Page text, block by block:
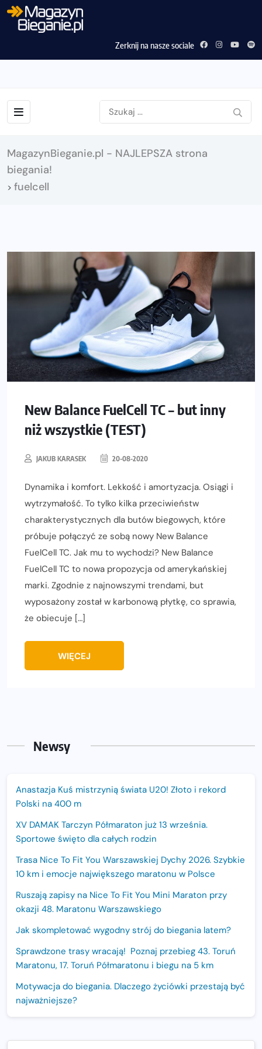
Zerknij na nasze sociale
MagazynBieganie.pl - NAJLEPSZA strona
biegania!
> fuelcell
New Balance FuelCell TC – but inny
niż wszystkie (TEST)
JAKUB KARASEK 20-08-2020
Dynamika i komfort. Lekkość i amortyzacja. Osiągi i
wytrzymałość. To tylko kilka przeciwieństw
charakterystycznych dla butów biegowych, które
próbuje połączyć ze sobą nowy New Balance
FuelCell TC. Jak mu to wychodzi? New Balance
FuelCell TC to nowa propozycja od amerykańskiej
marki. Zgodnie z najnowszymi trendami, but
wyposażony został w karbonową płytkę, co sprawia,
że obiecuje […]
WIĘCEJ
Newsy
Anastazja Kuś mistrzynią świata U20! Złoto i rekord
Polski na 400 m
XV DAMAK Tarczyn Półmaraton już 13 września.
Sportowe święto dla całych rodzin
Trasa Nice To Fit You Warszawskiej Dychy 2026. Szybkie
10 km i emocje największego maratonu w Polsce
Ruszają zapisy na Nice To Fit You Mini Maraton przy
okazji 48. Maratonu Warszawskiego
Jak skompletować wygodny strój do biegania latem?
Sprawdzone trasy wracają! Poznaj przebieg 43. Toruń
Maratonu, 17. Toruń Półmaratonu i biegu na 5 km
Motywacja do biegania. Dlaczego życiówki przestają być
najważniejsze?